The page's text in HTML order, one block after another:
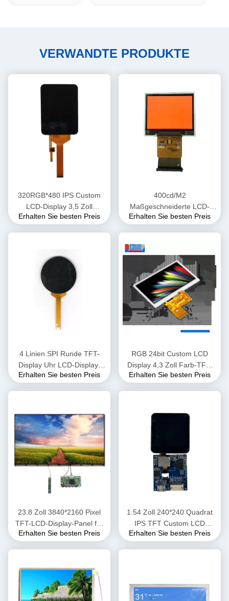
VERWANDTE PRODUKTE
320RGB*480 IPS Custom
LCD-Display 3,5 Zoll
350cd/M2 Helligkeit
Erhalten Sie besten Preis
400cd/M2
Maßgeschneiderte LCD-
Anzeige 2 Zoll TFT SPI
Erhalten Sie besten Preis
4 Linien SPI Runde TFT-
Display Uhr LCD-Display-
Modul 1,54 Zoll OEM/ODM
Erhalten Sie besten Preis
RGB 24bit Custom LCD
Display 4,3 Zoll Farb-TFT-
Touchscreen 550cd
Erhalten Sie besten Preis
23.8 Zoll 3840*2160 Pixel
TFT-LCD-Display-Panel für
Desktop-Monitor
Erhalten Sie besten Preis
1.54 Zoll 240*240 Quadrat
IPS TFT Custom LCD
Display 350nits Leuchtstärke
Erhalten Sie besten Preis